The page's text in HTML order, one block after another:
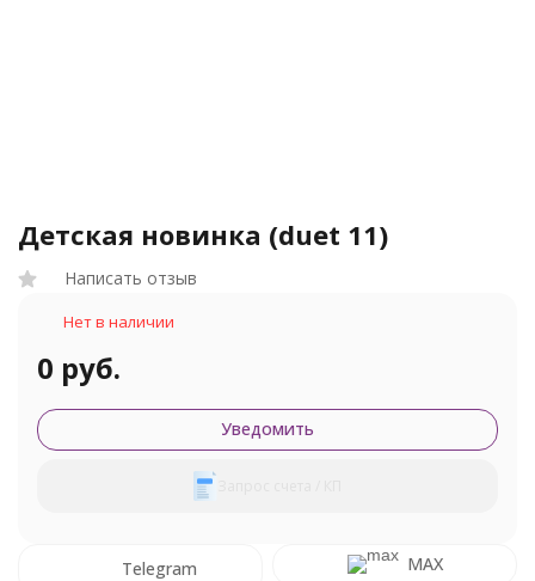
Детская новинка (duet 11)
Написать отзыв
Нет в наличии
0 руб.
Уведомить
Telegram MAX